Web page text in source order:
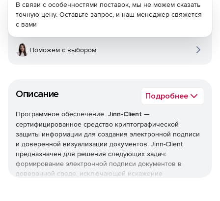
Описание Подробнее
Программное обеспечение Jinn-Client —
сертифицированное средство криптографической
защиты информации для создания электронной подписи
и доверенной визуализации документов. Jinn-Client
предназначен для решения следующих задач:
формирование электронной подписи документов в
доверенной среде, исключающей искажение
В связи с особенностями поставок, мы не можем сказать
точную цену. Оставьте запрос, и наш менеджер свяжется
с вами
Поможем с выбором